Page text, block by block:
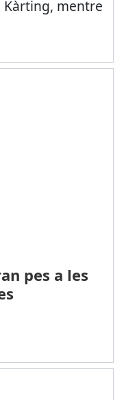
Kàrting, mentre
pes a les